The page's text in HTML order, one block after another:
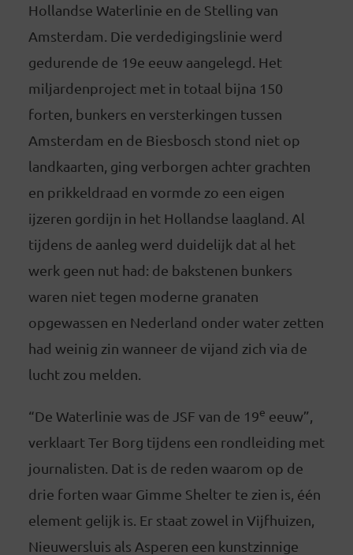
Hollandse Waterlinie en de Stelling van
Amsterdam. Die verdedigingslinie werd
gedurende de 19e eeuw aangelegd. Het
miljardenproject met in totaal bijna 150
forten, bunkers en versterkingen tussen
Amsterdam en de Biesbosch stond niet op
landkaarten, ging verborgen achter grachten
en prikkeldraad en vormde zo een eigen
ijzeren gordijn in het Hollandse laagland. Al
tijdens de aanleg werd duidelijk dat al het
werk geen nut had: de bakstenen bunkers
waren niet tegen moderne granaten
opgewassen en Nederland onder water zetten
had weinig zin wanneer de vijand zich via de
lucht zou melden.
“De Waterlinie was de JSF van de 19e eeuw”,
verklaart Ter Borg tijdens een rondleiding met
journalisten. Dat is de reden waarom op de
drie forten waar Gimme Shelter te zien is, één
element gelijk is. Er staat zowel in Vijfhuizen,
Nieuwersluis als Asperen een kunstzinnige